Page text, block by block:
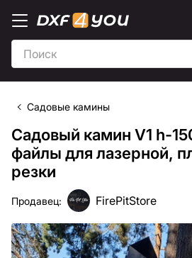
Садовые камины
Садовый камин V1 h-
файлы для лазерной,
резки
Продавец: FirePitStore